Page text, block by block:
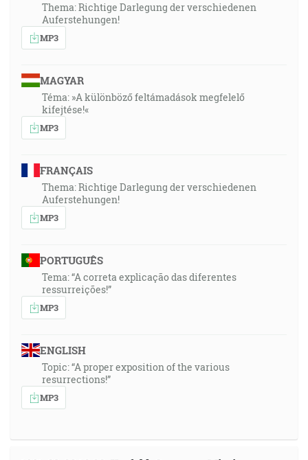
Thema: Richtige Darlegung der verschiedenen
Auferstehungen!
MP3
MAGYAR
Téma: »A különböző feltámadások megfelelő
kifejtése!«
MP3
FRANÇAIS
Thema: Richtige Darlegung der verschiedenen
Auferstehungen!
MP3
PORTUGUÊS
Tema: “A correta explicação das diferentes
ressurreições!”
MP3
ENGLISH
Topic: “A proper exposition of the various
resurrections!”
MP3